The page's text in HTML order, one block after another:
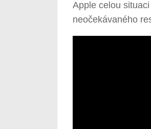
Apple celou
neočekávaného